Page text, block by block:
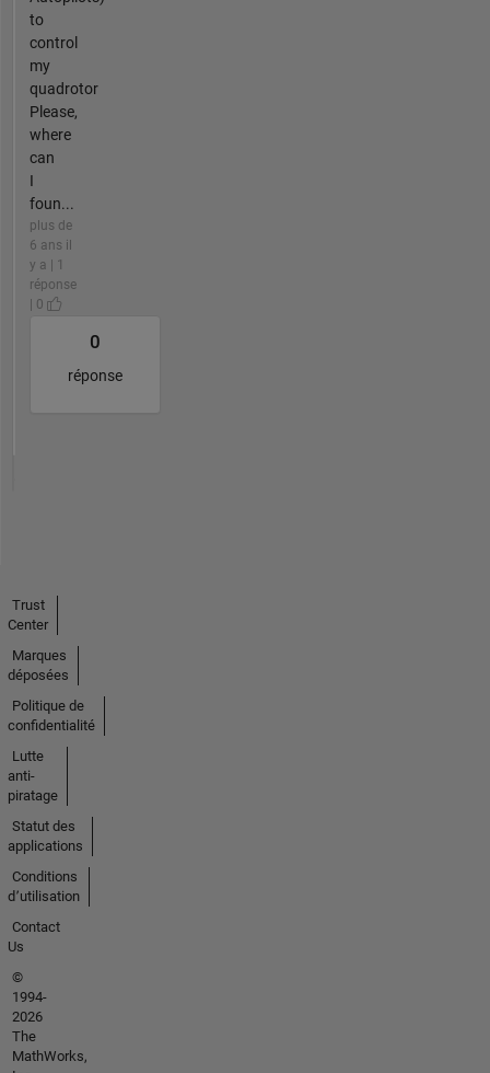
to
control
my
quadrotor
Please,
where
can
I
foun...
plus de
6 ans il
y a | 1
réponse
| 0
0
réponse
Trust
Center
Marques
déposées
Politique de
confidentialité
Lutte
anti-
piratage
Statut des
applications
Conditions
d՚utilisation
Contact
Us
©
1994-
2026
The
MathWorks,